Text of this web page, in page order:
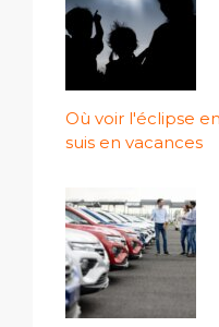
Où voir l'éclipse
suis en vacances